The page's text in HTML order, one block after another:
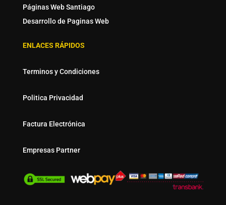
Páginas Web Santiago
Desarrollo de Paginas Web
ENLACES RÁPIDOS
Terminos y Condiciones
Politica Privacidad
Factura Electrónica
Empresas Partner